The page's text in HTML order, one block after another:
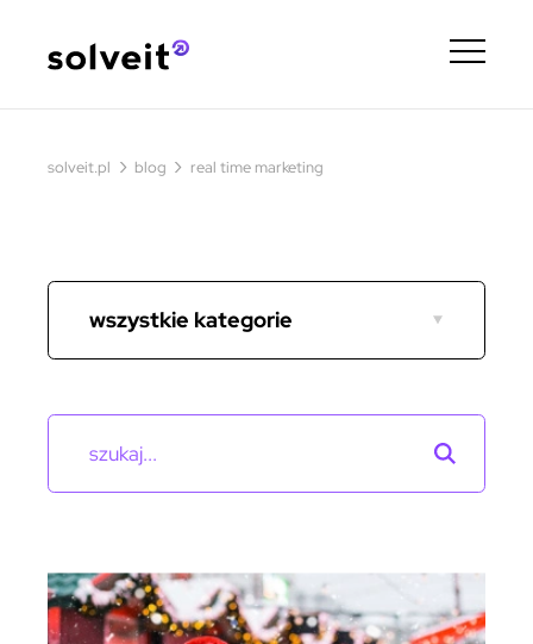
solveit.pl › blog › real time marketing
wszystkie kategorie